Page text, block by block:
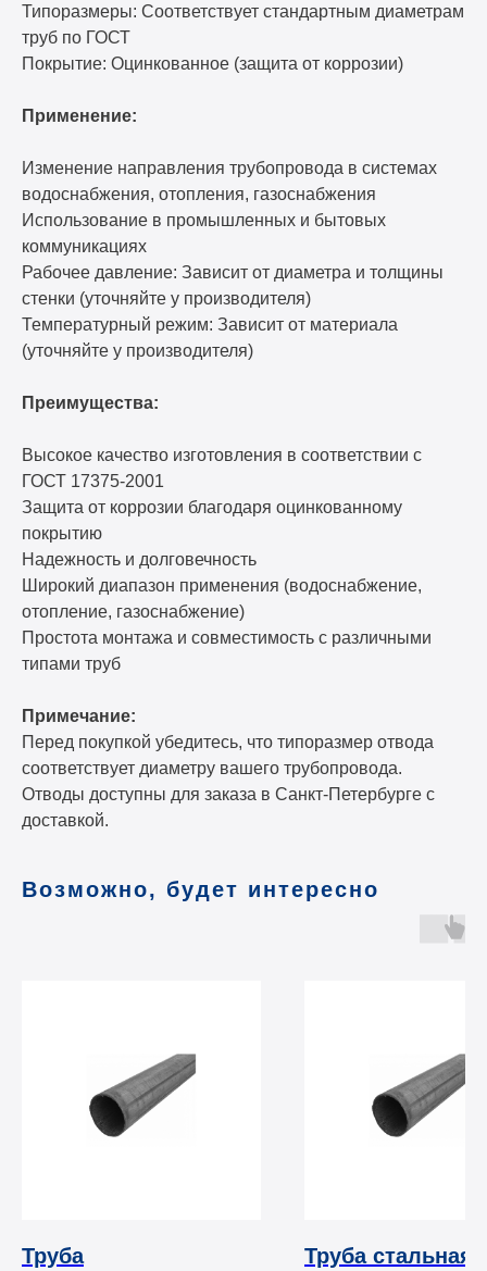
Типоразмеры: Соответствует стандартным диаметрам
труб по ГОСТ
Покрытие: Оцинкованное (защита от коррозии)
Применение:
Изменение направления трубопровода в системах
водоснабжения, отопления, газоснабжения
Использование в промышленных и бытовых
коммуникациях
Рабочее давление: Зависит от диаметра и толщины
стенки (уточняйте у производителя)
Температурный режим: Зависит от материала
(уточняйте у производителя)
Преимущества:
Высокое качество изготовления в соответствии с
ГОСТ 17375-2001
Защита от коррозии благодаря оцинкованному
покрытию
Надежность и долговечность
Широкий диапазон применения (водоснабжение,
отопление, газоснабжение)
Простота монтажа и совместимость с различными
типами труб
Примечание:
Перед покупкой убедитесь, что типоразмер отвода
соответствует диаметру вашего трубопровода.
Отводы доступны для заказа в Санкт-Петербурге с
доставкой.
Возможно, будет интересно
Труба
Труба стальная